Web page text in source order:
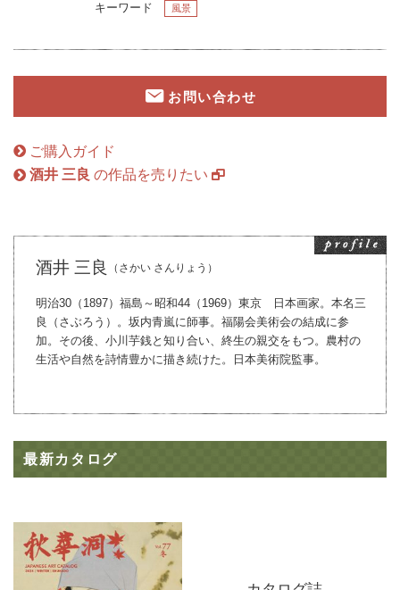
キーワード 風景
お問い合わせ
ご購入ガイド
酒井 三良 の作品を売りたい
酒井 三良 （さかい さんりょう）
明治30（1897）福島～昭和44（1969）東京 日本画家。本名三
良（さぶろう）。坂内青嵐に師事。福陽会美術会の結成に参
加。その後、小川芋銭と知り合い、終生の親交をもつ。農村の
生活や自然を詩情豊かに描き続けた。日本美術院監事。
最新カタログ